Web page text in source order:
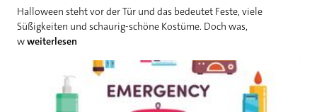
Halloween steht vor der Tür und das bedeutet Feste, viele
Süßigkeiten und schaurig-schöne Kostüme. Doch was,
wweiterlesen
Notfallrucksack: Was das ist und was reinkommt